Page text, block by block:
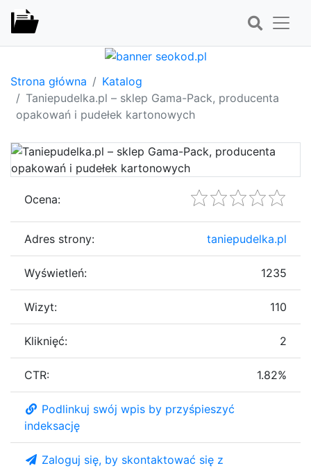
Strona główna
Katalog
Taniepudelka.pl – sklep Gama-Pack, producenta
opakowań i pudełek kartonowych
Ocena:
Adres strony: taniepudelka.pl
Wyświetleń: 1235
Wizyt: 110
Kliknięć: 2
CTR: 1.82%
Podlinkuj swój wpis by przyśpieszyć
indeksację
Zaloguj się, by skontaktować się z